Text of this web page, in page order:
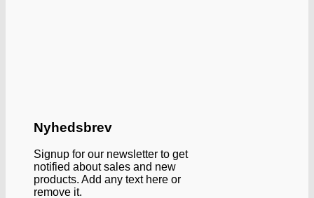
Nyhedsbrev
Signup for our newsletter to get
notified about sales and new
products. Add any text here or
remove it.